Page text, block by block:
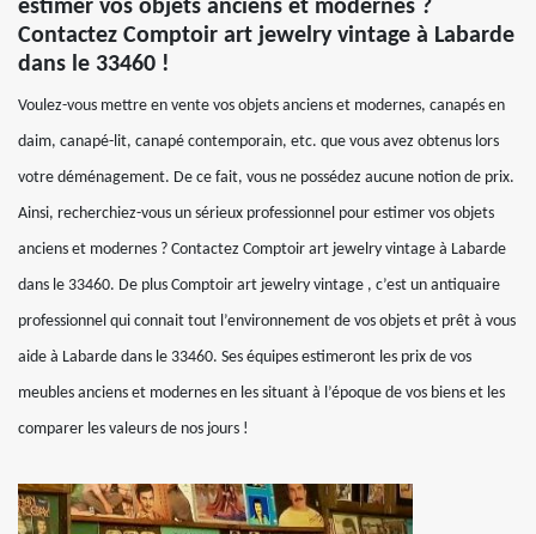
estimer vos objets anciens et modernes ?
Contactez Comptoir art jewelry vintage à Labarde
dans le 33460 !
Voulez-vous mettre en vente vos objets anciens et modernes, canapés en
daim, canapé-lit, canapé contemporain, etc. que vous avez obtenus lors
votre déménagement. De ce fait, vous ne possédez aucune notion de prix.
Ainsi, recherchiez-vous un sérieux professionnel pour estimer vos objets
anciens et modernes ? Contactez Comptoir art jewelry vintage à Labarde
dans le 33460. De plus Comptoir art jewelry vintage , c’est un antiquaire
professionnel qui connait tout l’environnement de vos objets et prêt à vous
aide à Labarde dans le 33460. Ses équipes estimeront les prix de vos
meubles anciens et modernes en les situant à l’époque de vos biens et les
comparer les valeurs de nos jours !